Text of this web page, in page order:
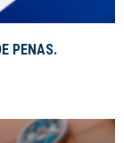
PENAS.